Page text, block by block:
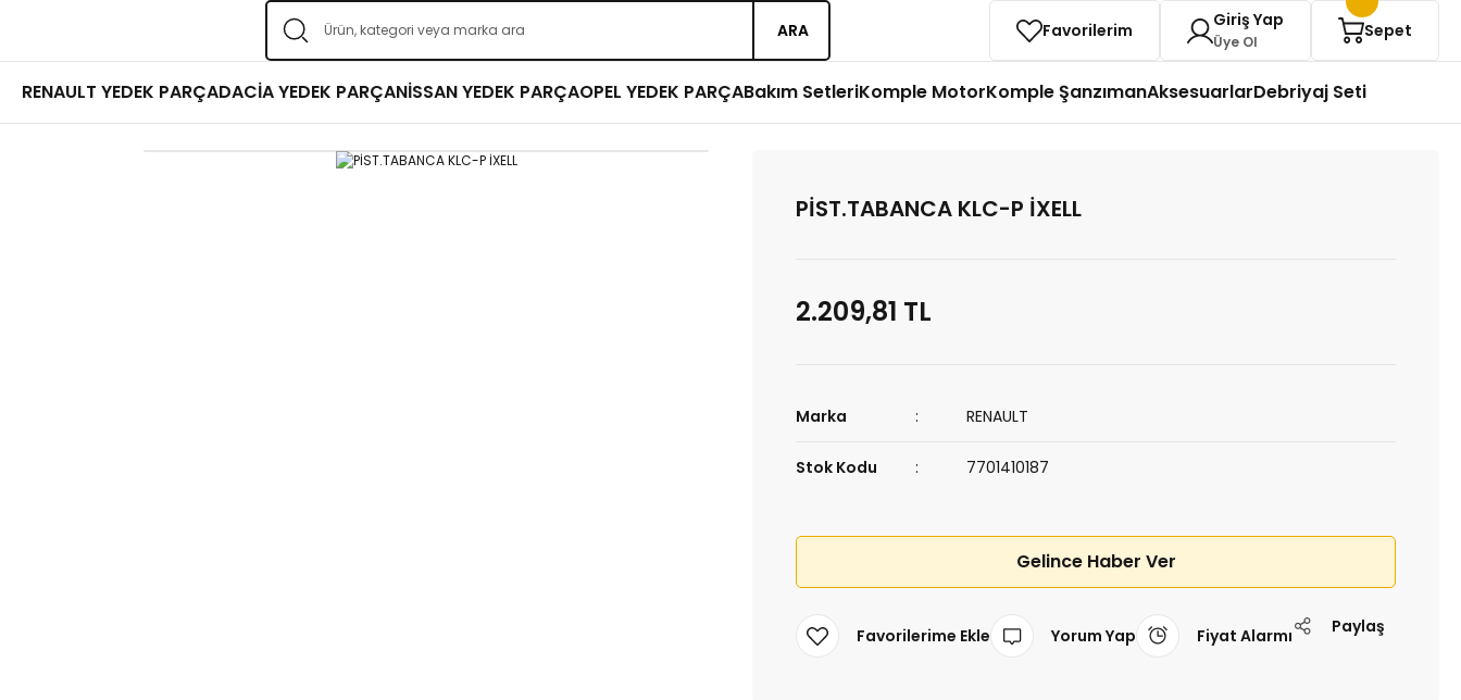
ARA Favorilerim Giriş Yap
Üye Ol
Sepet
RENAULT YEDEK PARÇADACİA YEDEK PARÇANİSSAN YEDEK PARÇAOPEL YEDEK PARÇABakım SetleriKomple MotorKomple ŞanzımanAksesuarlarDebriyaj Seti
PİST.TABANCA KLC-P İXELL
2.209,81 TL
Marka RENAULT
Stok Kodu 7701410187
Gelince Haber Ver
Yorum Yap Fiyat Alarmı Paylaş